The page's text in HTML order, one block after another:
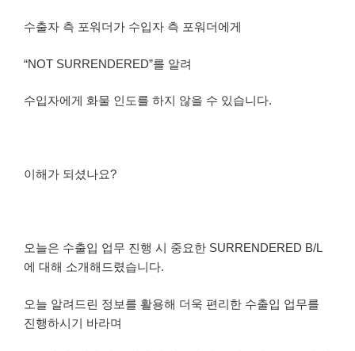
수출자 측 포워더가 수입자 측 포워더에게
“NOT SURRENDERED”를 알려
수입자에게 화물 인도를 하지 않을 수 있습니다.
이해가 되셨나요?
오늘은 수출입 업무 진행 시 중요한 SURRENDERED B/L
에 대해 소개해드렸습니다.
오늘 알려드린 정보를 활용해 더욱 편리한 수출입 업무를
진행하시기 바라며